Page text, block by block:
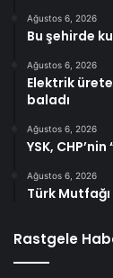
Ağustos 6, 2026
Bu şehirde
Ağustos 6, 2026
Elektrik
baladı
Ağustos 6, 2026
YSK,
Ağustos 6, 2026
Türk
Rastgele